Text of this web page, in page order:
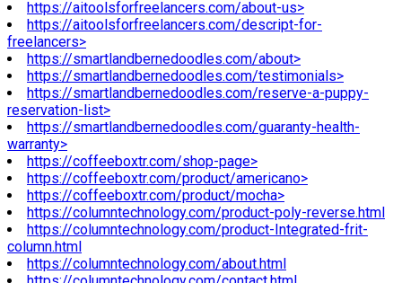
https://aitoolsforfreelancers.com/about-us>
https://aitoolsforfreelancers.com/descript-for-
freelancers>
https://smartlandbernedoodles.com/about>
https://smartlandbernedoodles.com/testimonials>
https://smartlandbernedoodles.com/reserve-a-puppy-
reservation-list>
https://smartlandbernedoodles.com/guaranty-health-
warranty>
https://coffeeboxtr.com/shop-page>
https://coffeeboxtr.com/product/americano>
https://coffeeboxtr.com/product/mocha>
https://columntechnology.com/product-poly-reverse.html
https://columntechnology.com/product-Integrated-frit-
column.html
https://columntechnology.com/about.html